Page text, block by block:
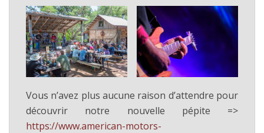
Vous n’avez plus aucune raison d’attendre pour
découvrir notre nouvelle pépite =>
https://www.american-motors-